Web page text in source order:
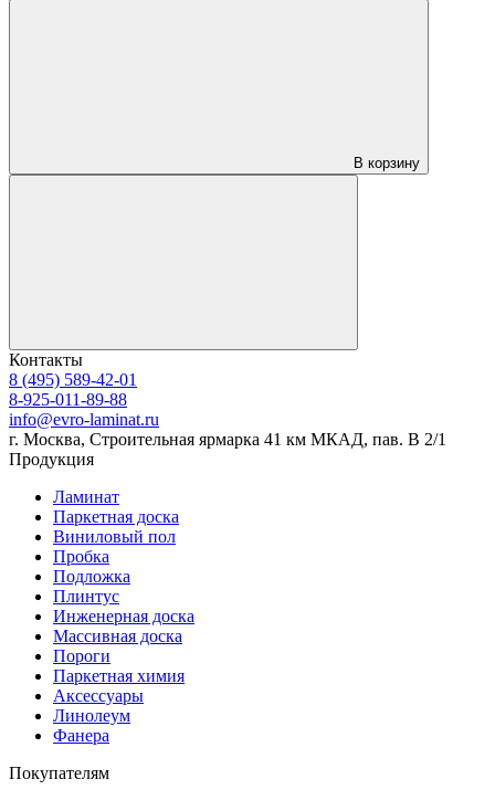
В корзину
Контакты
8 (495) 589-42-01
8-925-011-89-88
info@evro-laminat.ru
г. Москва, Строительная ярмарка 41 км МКАД, пав. В 2/1
Продукция
Ламинат
Паркетная доска
Виниловый пол
Пробка
Подложка
Плинтус
Инженерная доска
Массивная доска
Пороги
Паркетная химия
Аксессуары
Линолеум
Фанера
Покупателям